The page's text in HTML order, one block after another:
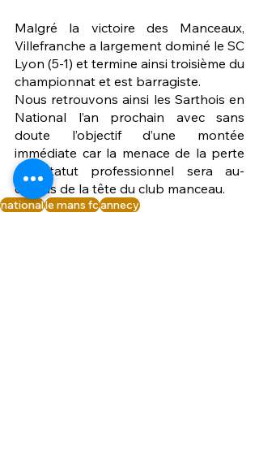
Malgré la victoire des Manceaux,
Villefranche a largement dominé le SC
Lyon (5-1) et termine ainsi troisième du
championnat et est barragiste.
Nous retrouvons ainsi les Sarthois en
National l’an prochain avec sans
doute l’objectif d’une montée
immédiate car la menace de la perte
du statut professionnel sera au-
dessus de la tête du club manceau.
nationalle mans fcannecy